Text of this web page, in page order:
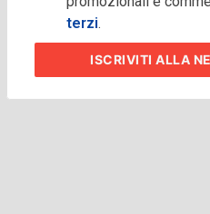
terzi.
ISCRIVITIALLA